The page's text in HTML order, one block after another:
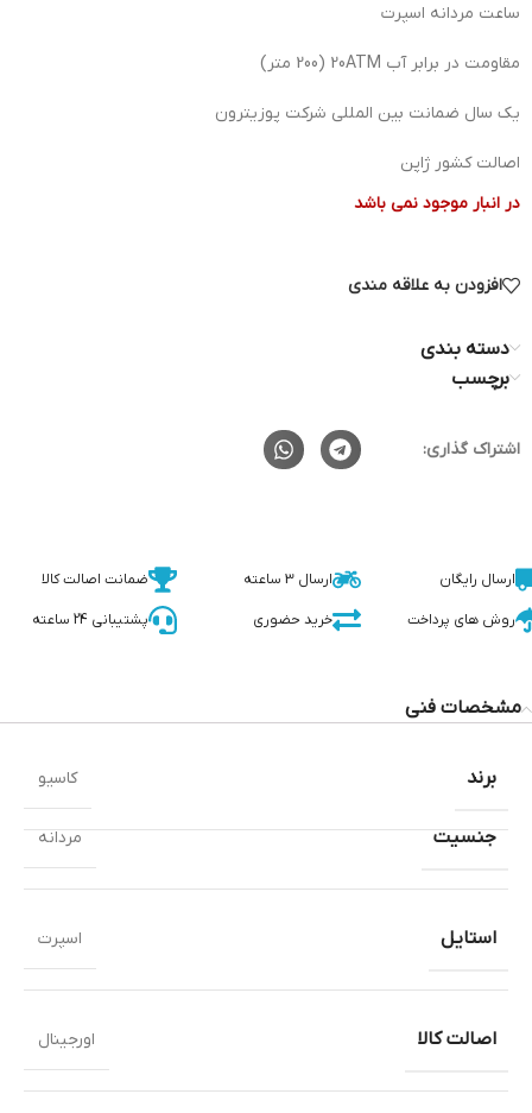
ساعت مردانه اسپرت
مقاومت در برابر آب 20ATM (200 متر)
یک سال ضمانت بین المللی شرکت پوزیترون
اصالت کشور ژاپن
در انبار موجود نمی باشد
افزودن به علاقه مندی
دسته بندی
برچسب
اشتراک گذاری:
ارسال رایگان ارسال 3 ساعته ضمانت اصالت کالا
روش های پرداخت خرید حضوری پشتیبانی 24 ساعته
مشخصات فنی
جنسیت مردانه
استایل اسپرت
اصالت کالا اورجینال
برند کاسیو